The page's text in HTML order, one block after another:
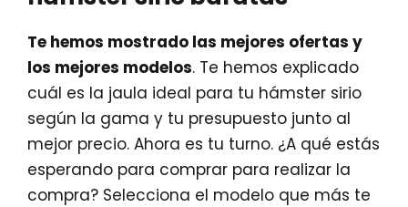
Te hemos mostrado las mejores ofertas y
los mejores modelos. Te hemos explicado
cuál es la jaula ideal para tu hámster sirio
según la gama y tu presupuesto junto al
mejor precio. Ahora es tu turno. ¿A qué estás
esperando para comprar para realizar la
compra? Selecciona el modelo que más te